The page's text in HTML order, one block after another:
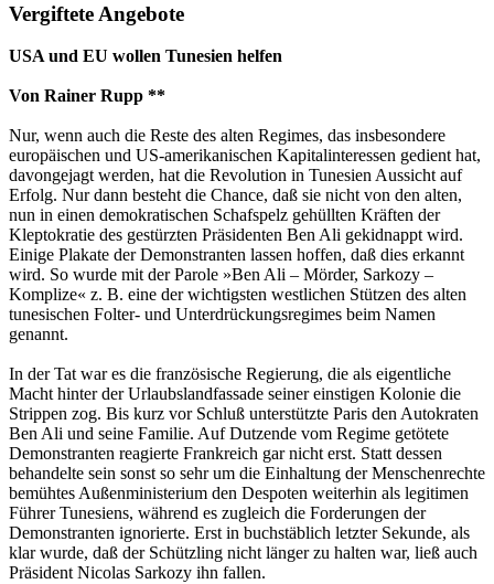
Vergiftete Angebote
USA und EU wollen Tunesien helfen
Von Rainer Rupp **
Nur, wenn auch die Reste des alten Regimes, das insbesondere
europäischen und US-amerikanischen Kapitalinteressen gedient hat,
davongejagt werden, hat die Revolution in Tunesien Aussicht auf
Erfolg. Nur dann besteht die Chance, daß sie nicht von den alten,
nun in einen demokratischen Schafspelz gehüllten Kräften der
Kleptokratie des gestürzten Präsidenten Ben Ali gekidnappt wird.
Einige Plakate der Demonstranten lassen hoffen, daß dies erkannt
wird. So wurde mit der Parole »Ben Ali – Mörder, Sarkozy –
Komplize« z. B. eine der wichtigsten westlichen Stützen des alten
tunesischen Folter- und Unterdrückungsregimes beim Namen
genannt.
In der Tat war es die französische Regierung, die als eigentliche
Macht hinter der Urlaubslandfassade seiner einstigen Kolonie die
Strippen zog. Bis kurz vor Schluß unterstützte Paris den Autokraten
Ben Ali und seine Familie. Auf Dutzende vom Regime getötete
Demonstranten reagierte Frankreich gar nicht erst. Statt dessen
behandelte sein sonst so sehr um die Einhaltung der Menschenrechte
bemühtes Außenministerium den Despoten weiterhin als legitimen
Führer Tunesiens, während es zugleich die Forderungen der
Demonstranten ignorierte. Erst in buchstäblich letzter Sekunde, als
klar wurde, daß der Schützling nicht länger zu halten war, ließ auch
Präsident Nicolas Sarkozy ihn fallen.